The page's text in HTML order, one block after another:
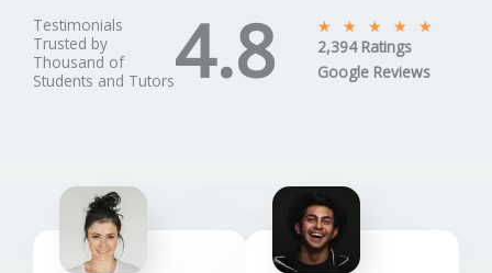
Testimonials
Trusted by
Thousand of
Students and Tutors4.8 ★ ★ ★ ★ ★
2,394 Ratings
Google Reviews